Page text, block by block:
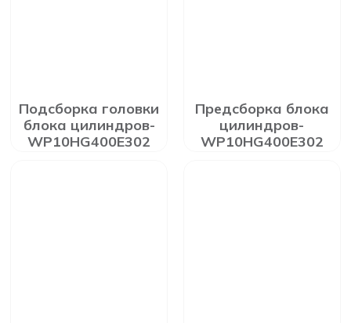
Подсборка головки
блока цилиндров-
WP10HG400E302
Предсборка блока
цилиндров-
WP10HG400E302